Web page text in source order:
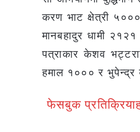
करण भाट क्षेत्री
मानबहादुर धामी
पत्राकार केशव
हमाल १००० र
फेसबुक